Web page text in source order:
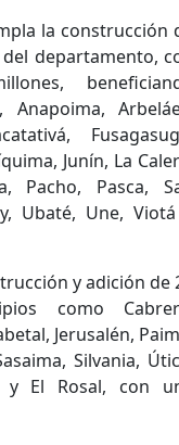
la construcción
departamento,
Junín, La
Pacho, Pasca,
Ubaté, Une,
y adición de
como
Jerusalén,
Silvania,
y El Rosal, con